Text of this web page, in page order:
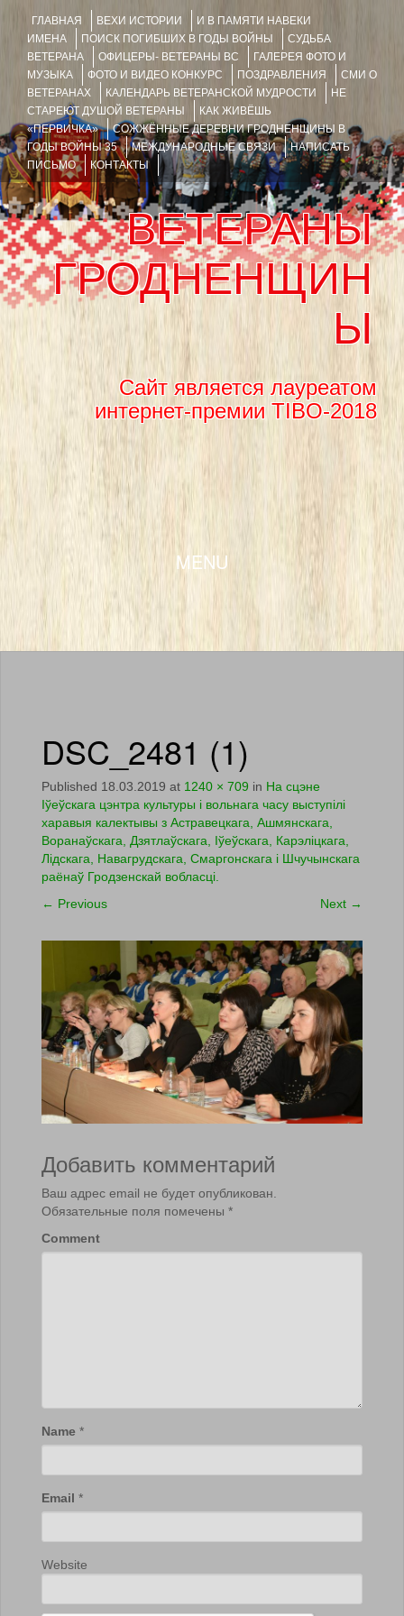
ГЛАВНАЯ ВЕХИ ИСТОРИИ
И В ПАМЯТИ НАВЕКИ
ИМЕНА
ПОИСК ПОГИБШИХ В ГОДЫ ВОЙНЫ
СУДЬБА
ВЕТЕРАНА
ОФИЦЕРЫ- ВЕТЕРАНЫ ВС
ГАЛЕРЕЯ ФОТО И
МУЗЫКА
ФОТО И ВИДЕО КОНКУРС ПОЗДРАВЛЕНИЯ
СМИ О
ВЕТЕРАНАХ
КАЛЕНДАРЬ ВЕТЕРАНСКОЙ МУДРОСТИ
НЕ
СТАРЕЮТ ДУШОЙ ВЕТЕРАНЫ
КАК ЖИВЁШЬ
«ПЕРВИЧКА»
СОЖЖЁННЫЕ ДЕРЕВНИ ГРОДНЕНЩИНЫ В
ГОДЫ ВОЙНЫ 35
МЕЖДУНАРОДНЫЕ СВЯЗИ
НАПИСАТЬ
ПИСЬМО
КОНТАКТЫ
ВЕТЕРАНЫ
ГРОДНЕНЩИН
Ы
Сайт является лауреатом
интернет-премии TIBO-2018
MENU
DSC_2481 (1)
Published 18.03.2019 at 1240 × 709 in На сцэне
Іўеўскага цэнтра культуры і вольнага часу выступiлi
харавыя калектывы з Астравецкага, Ашмянскага,
Воранаўскага, Дзятлаўскага, Іўеўскага, Карэліцкага,
Лідскага, Навагрудскага, Смаргонскага і Шчучынскага
раёнаў Гродзенскай вобласці.
← Previous Next →
Добавить комментарий
Ваш адрес email не будет опубликован.
Обязательные поля помечены *
Comment
Name *
Email *
Website